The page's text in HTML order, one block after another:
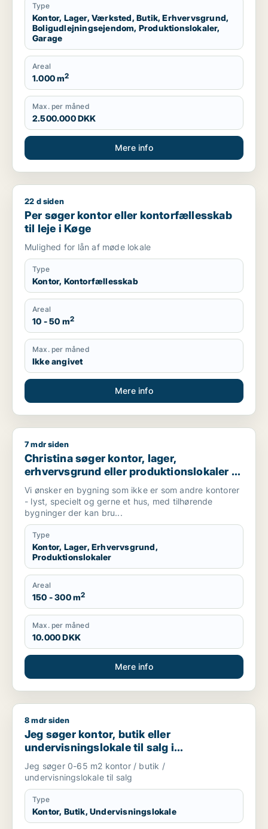
Type
Kontor, Lager, Værksted, Butik, Erhvervsgrund,
Boligudlejningsejendom, Produktionslokaler,
Garage
Areal
1.000 m2
Max. per måned
2.500.000 DKK
Mere info
Per søger kontor eller kontorfællesskab til leje i Køge
22 d siden
Per søger kontor eller kontorfællesskab
til leje i Køge
Mulighed for lån af møde lokale
Type
Kontor, Kontorfællesskab
Areal
10 - 50 m2
Max. per måned
Ikke angivet
Mere info
Christina søger kontor, lager, erhvervsgrund eller
7 mdr siden
Christina søger kontor, lager,
erhvervsgrund eller produktionslokaler til
salg i Greve, Solrød Strand eller
Karlslunde m.fl.
Vi ønsker en bygning som ikke er som andre kontorer
- lyst, specielt og gerne et hus, med tilhørende
bygninger der kan bru...
Type
Kontor, Lager, Erhvervsgrund,
Produktionslokaler
Areal
150 - 300 m2
Max. per måned
10.000 DKK
Mere info
Jeg søger kontor, butik eller undervisningslokale til salg i
8 mdr siden
Jeg søger kontor, butik eller
undervisningslokale til salg i
Storkøbenhavn, Nordsjælland eller Fyn
m.fl.
Jeg søger 0-65 m2 kontor / butik /
undervisningslokale til salg
Type
Kontor, Butik, Undervisningslokale